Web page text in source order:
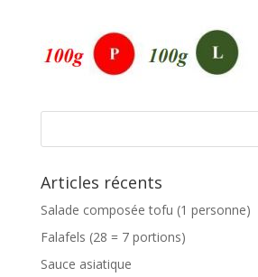
Articles récents
Salade composée tofu (1 personne)
Falafels (28 = 7 portions)
Sauce asiatique